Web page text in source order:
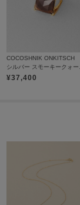
COCOSHNIK ONKITSCH
¥37,400